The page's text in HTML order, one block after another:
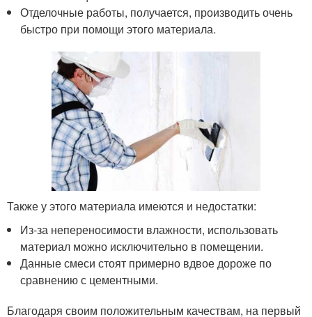
Отделочные работы, получается, производить очень
быстро при помощи этого материала.
Также у этого материала имеются и недостатки:
Из-за непереносимости влажности, использовать
материал можно исключительно в помещении.
Данные смеси стоят примерно вдвое дороже по
сравнению с цементными.
Благодаря своим положительным качествам, на первый